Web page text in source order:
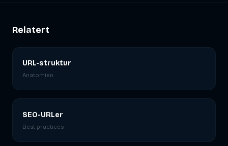
Relatert
URL-struktur
Anatomien
SEO-URLer
Best practices